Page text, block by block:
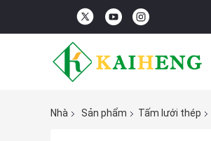
Nhà
Sản phẩm Tấm lưới thép